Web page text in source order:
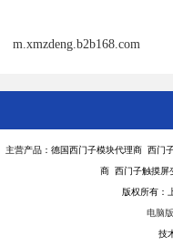
m.xmzdeng.b2b168.com
主营产品：德国西门子模块代理商 西门
商 西门子触摸屏
版权所有：
电脑版
技